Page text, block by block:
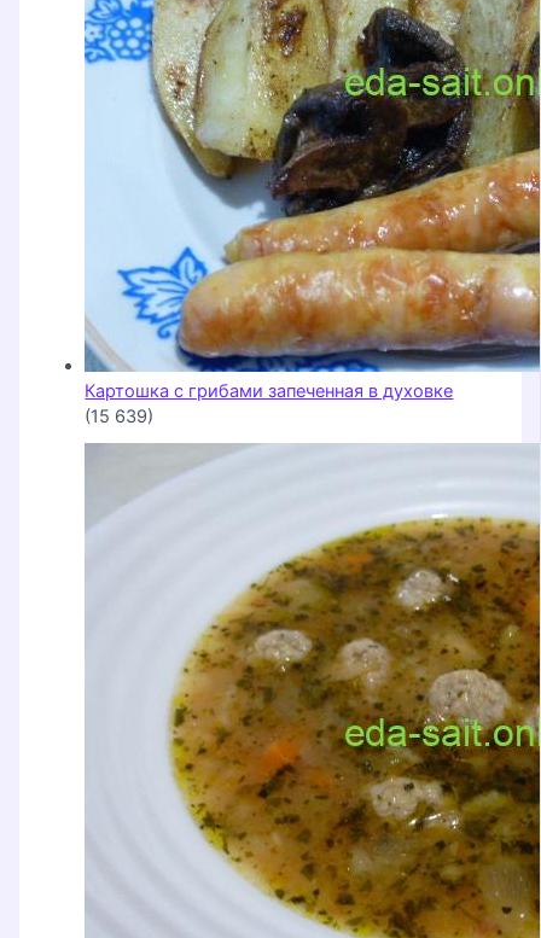
Картошка с грибами запеченная в духовке
(15 639)